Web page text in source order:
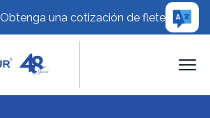
Obtenga una cotización de flete